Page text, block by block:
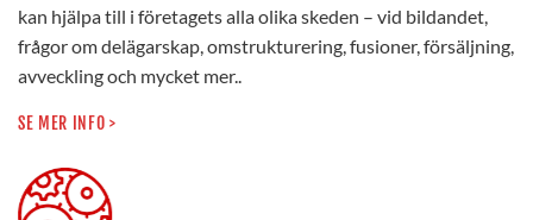
kan hjälpa till i företagets alla olika skeden – vid bildandet,
frågor om delägarskap, omstrukturering, fusioner, försäljning,
avveckling och mycket mer..
SE MER INFO >